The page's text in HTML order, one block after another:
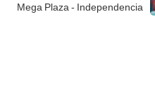
Mega Plaza - Independencia